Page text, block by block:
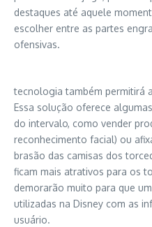
destaques até aquele
escolher entre as partes
ofensivas.
tecnologia também permitirá
Essa solução oferece
do intervalo, como vender
reconhecimento facial) ou
brasão das camisas dos
ficam mais atrativos para os
demorarão muito para que
utilizadas na Disney com as
usuário.